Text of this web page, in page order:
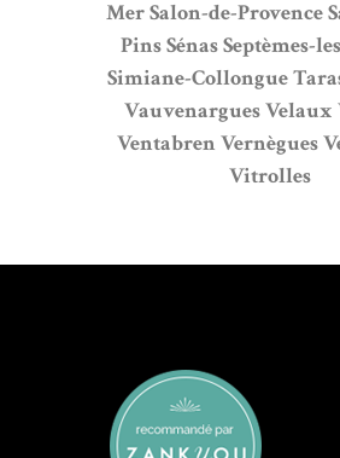
MerSalon-de-Provence
PinsSénasSeptèmes-
Simiane-Collongue
VauvenarguesVelaux
Ventabren Vernègues
Vitrolles